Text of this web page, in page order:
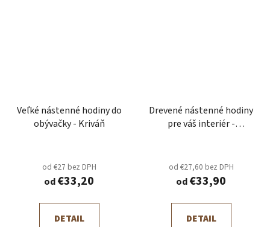
Veľké nástenné hodiny do
obývačky - Kriváň
od €27 bez DPH
od€33,20
DETAIL
Drevené nástenné hodiny
pre váš interiér -
od €27,60 bez DPH
od€33,90
DETAIL